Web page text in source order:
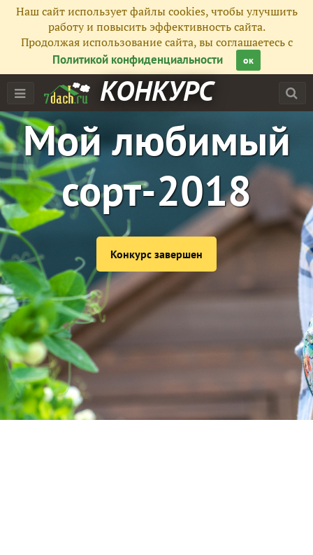
КОНКУРС
Мой любимый
сорт-2018
Конкурс завершен
Наш сайт использует файлы cookies, чтобы улучшить
работу и повысить эффективность сайта.
Продолжая использование сайта, вы соглашаетесь с
Политикой конфиденциальности
ок